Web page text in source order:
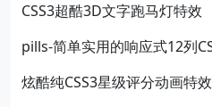
CSS3超酷3D文字跑马灯特效
pills-简单实用的响应式12列
炫酷纯CSS3星级评分动画特效